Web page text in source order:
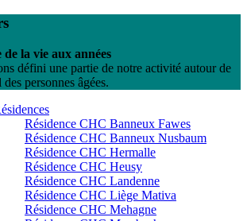
de la vie aux années
défini une partie de notre activité autour de
personnes âgées.
Résidence CHC Banneux Fawes
Résidence CHC Banneux Nusbaum
Résidence CHC Hermalle
Résidence CHC Heusy
Résidence CHC Landenne
Résidence CHC Liège Mativa
Résidence CHC Mehagne